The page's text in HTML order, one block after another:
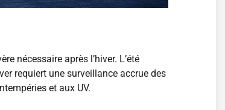
nécessaire après l’hiver. L’été
requiert une surveillance accrue des
et aux UV.